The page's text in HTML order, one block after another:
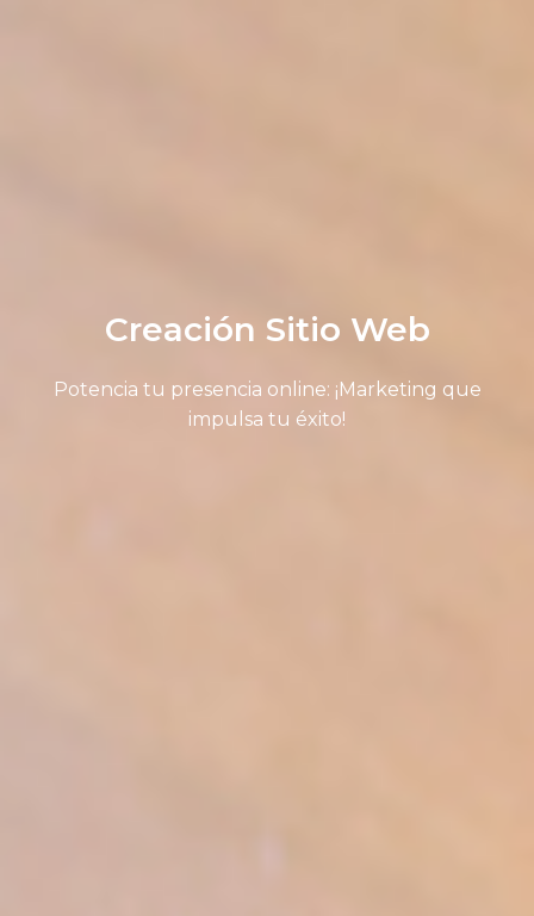
Creación Sitio Web
Potencia tu presencia online: ¡Marketing que
impulsa tu éxito!